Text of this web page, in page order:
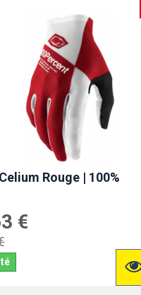
Rouge | 100%
€